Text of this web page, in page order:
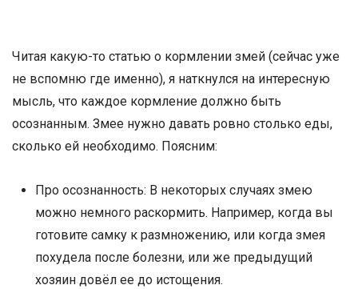
Читая какую-то статью о кормлении змей (сейчас уже
не вспомню где именно), я наткнулся на интересную
мысль, что каждое кормление должно быть
осознанным. Змее нужно давать ровно столько еды,
сколько ей необходимо. Поясним:
Про осознанность: В некоторых случаях змею
можно немного раскормить. Например, когда вы
готовите самку к размножению, или когда змея
похудела после болезни, или же предыдущий
хозяин довёл ее до истощения.